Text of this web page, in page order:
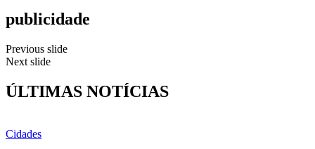
publicidade
Previous slide
Next slide
ÚLTIMAS NOTÍCIAS
Cidades